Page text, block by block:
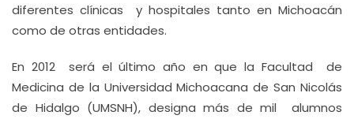
diferentes clínicas y hospitales tanto en Michoacán
como de otras entidades.
En 2012 será el último año en que la Facultad de
Medicina de la Universidad Michoacana de San Nicolás
de Hidalgo (UMSNH), designa más de mil alumnos